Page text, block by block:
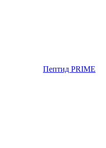
Пептид PRIME